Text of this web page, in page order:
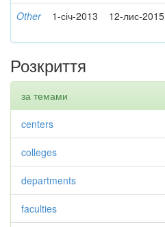
Other 1-січ-2013 12-лис-2015
Розкриття
за темами
centers
colleges
departments
faculties